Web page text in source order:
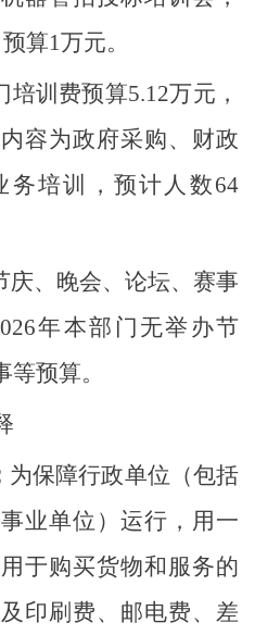
算1万元。
培训费预算5.12万元，
容为政府采购、财政
培训， 预计人数64
庆、晚会、论坛、赛事
年本部门无举办节
预算。
为保障行政单位（包括
业单位）运行，用一
于购买货物和服务的
印刷费、邮电费、差